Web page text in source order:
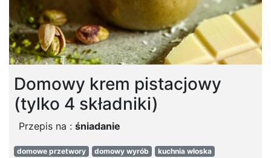
Domowy krem pistacjowy
(tylko 4 składniki)
Przepis na : śniadanie
domowe przetwory domowy wyrób
kuchnia włoska